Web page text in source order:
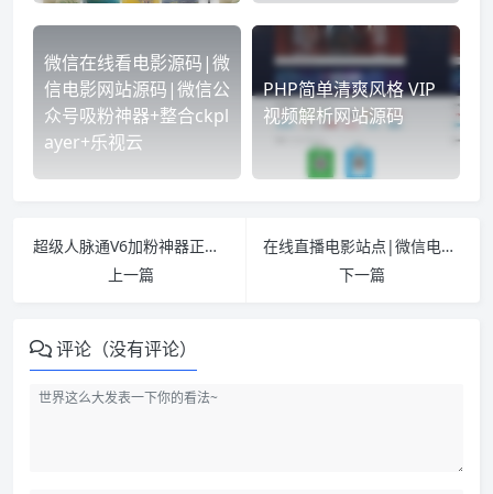
微信在线看电影源码|微
信电影网站源码|微信公
众号吸粉神器+整合ckpl
ayer+乐视云
PHP简单清爽风格 VIP
视频解析网站源码
超级人脉通V6加粉神器正版授权 手机分销商城 吸粉刷粉神器 云支付接口 个人可申请
上一篇
在线直播电影站点|微信电影站|手机影院源码蓝色简洁风格|采集+整合CK+视频云在线播放
下一篇
评论（没有评论）